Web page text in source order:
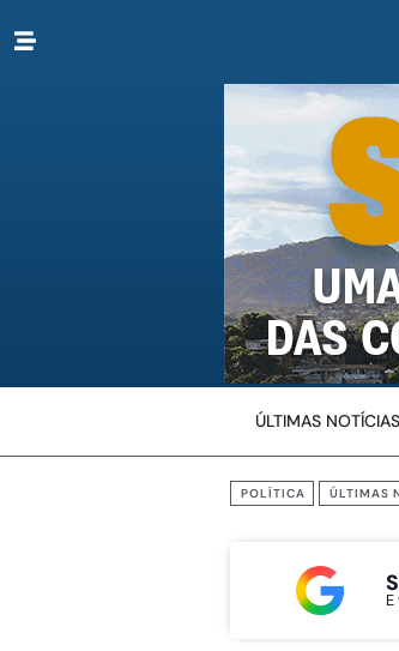
ÚLTIMAS NOTÍCIAS
POLÍTICA ÚLTIMAS